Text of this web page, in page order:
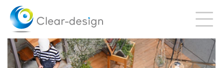
content